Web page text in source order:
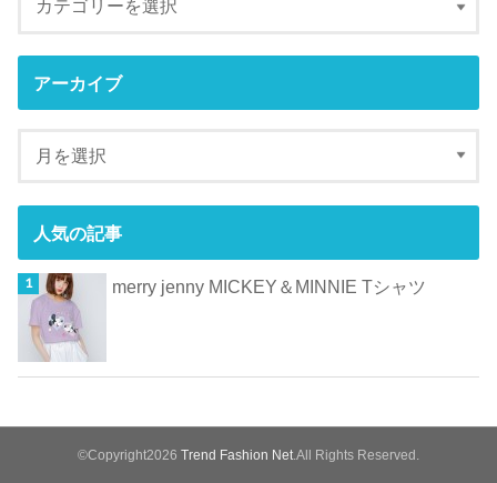
アーカイブ
人気の記事
merry jenny MICKEY＆MINNIE Tシャツ
©Copyright2026 Trend Fashion Net.All Rights Reserved.